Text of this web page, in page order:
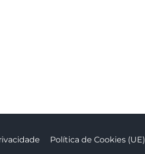
Política de Cookies (UE)